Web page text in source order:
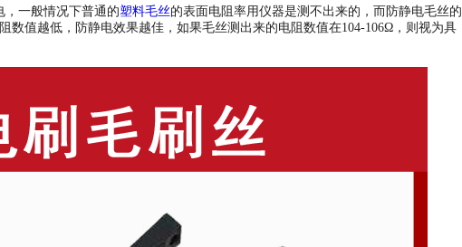
，一般情况下普通的塑料毛丝的表面电阻率用仪器是测不出来的，而防静电毛丝的
数值越低，防静电效果越佳，如果毛丝测出来的电阻数值在104-106Ω，则视为具